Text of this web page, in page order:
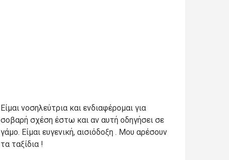
Είμαι νοσηλεύτρια και ενδιαφέρομαι για
σοβαρή σχέση έστω και αν αυτή οδηγήσει σε
γάμο. Είμαι ευγενική, αισιόδοξη . Μου αρέσουν
τα ταξίδια !